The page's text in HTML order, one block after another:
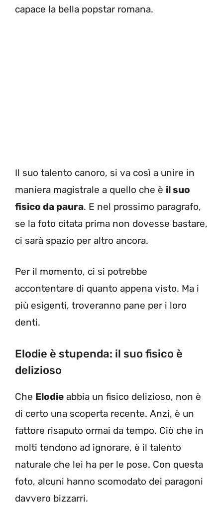
capace la bella popstar romana.
Il suo talento canoro, si va così a unire in
maniera magistrale a quello che è il suo
fisico da paura. E nel prossimo paragrafo,
se la foto citata prima non dovesse bastare,
ci sarà spazio per altro ancora.
Per il momento, ci si potrebbe
accontentare di quanto appena visto. Ma i
più esigenti, troveranno pane per i loro
denti.
Elodie è stupenda: il suo fisico è
delizioso
Che Elodie abbia un fisico delizioso, non è
di certo una scoperta recente. Anzi, è un
fattore risaputo ormai da tempo. Ciò che in
molti tendono ad ignorare, è il talento
naturale che lei ha per le pose. Con questa
foto, alcuni hanno scomodato dei paragoni
davvero bizzarri.